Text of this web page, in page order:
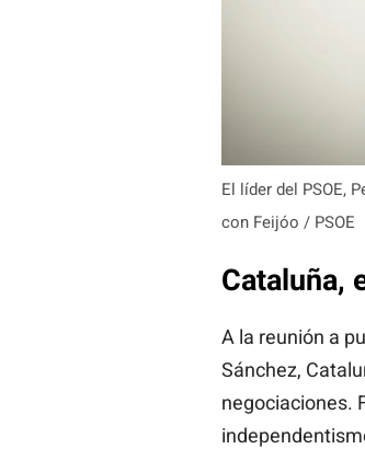
El líder del PSOE,
con Feijóo / PSOE
Cataluña,
A la reunión a
Sánchez,
negociaciones.